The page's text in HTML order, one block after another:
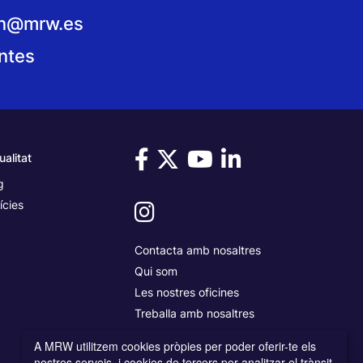
Contacta amb nosaltres
Qui som
Les nostres oficines
Treballa amb nosaltres
A MRW utilitzem cookies pròpies per poder oferir-te els